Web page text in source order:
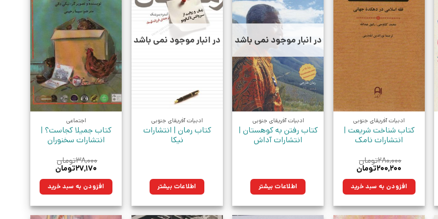
ادبیات آفریقای جنوبی
کتاب شناخت شریعت |
انتشارات نامک
۲۸۰,۰۰۰تومان
قیمت
۲۸۰,۰۰۰تومان
بود.
۲۰۰,۲۰۰تومانقیمت
۲۰۰,۲۰۰تومان.افزودن به سبد خرید
در انبار موجود نمی باشد
ادبیات آفریقای جنوبی
کتاب رفتن به کوهستان |
انتشارات آداش
اطلاعات بیشتر
در انبار موجود نمی باشد
ادبیات آفریقای جنوبی
کتاب رمان | انتشارات
نیکا
اطلاعات بیشتر
اجتماعی
کتاب جمیلا کجاست؟ |
انتشارات سخنوران
۳۸,۰۰۰تومان
قیمت
۳۸,۰۰۰تومان
بود.
۲۷,۱۷۰تومان
۲۷,۱۷۰تومان.افزودن به سبد خرید